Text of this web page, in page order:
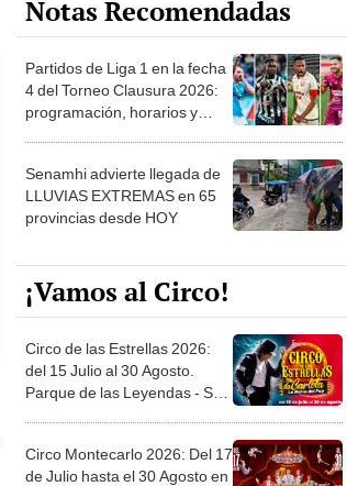
Notas Recomendadas
Partidos de Liga 1 en la fecha
4 del Torneo Clausura 2026:
programación, horarios y
Senamhi advierte llegada de
LLUVIAS EXTREMAS en 65
provincias desde HOY
¡Vamos al Circo!
Circo de las Estrellas 2026:
del 15 Julio al 30 Agosto.
Parque de las Leyendas - San
Circo Montecarlo 2026: Del 17
de Julio hasta el 30 Agosto en